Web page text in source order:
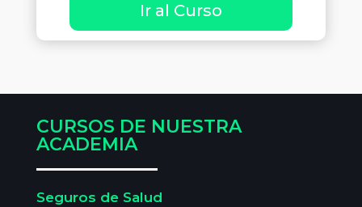
Ir al Curso
CURSOS DE NUESTRA
ACADEMIA
Seguros de Salud